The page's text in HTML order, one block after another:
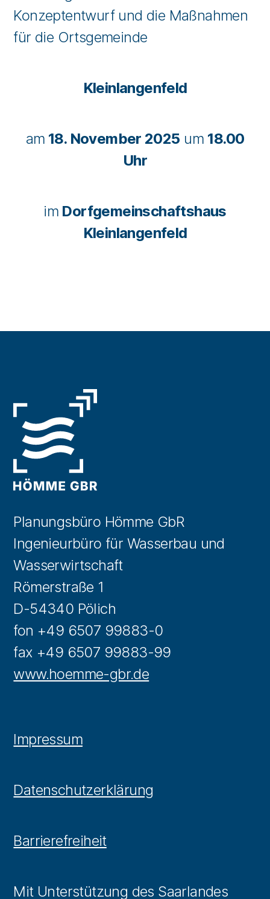
Konzeptentwurf und die Maßnahmen
für die Ortsgemeinde
Kleinlangenfeld
am 18. November 2025 um 18.00
Uhr
im Dorfgemeinschaftshaus
Kleinlangenfeld
Planungsbüro Hömme GbR
Ingenieurbüro für Wasserbau und
Wasserwirtschaft
Römerstraße 1
D-54340 Pölich
fon +49 6507 99883-0
fax +49 6507 99883-99
www.hoemme-gbr.de
Impressum
Datenschutzerklärung
Barrierefreiheit
Mit Unterstützung des Saarlandes